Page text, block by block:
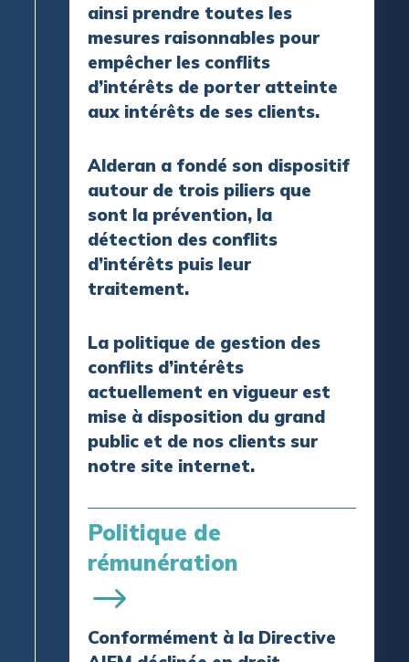
ainsi prendre toutes les
mesures raisonnables pour
empêcher les conflits
d’intérêts de porter atteinte
aux intérêts de ses clients.
Alderan a fondé son dispositif
autour de trois piliers que
sont la prévention, la
détection des conflits
d’intérêts puis leur
traitement.
La politique de gestion des
conflits d’intérêts
actuellement en vigueur est
mise à disposition du grand
public et de nos clients sur
notre site internet.
Politique de
rémunération
Conformément à la Directive